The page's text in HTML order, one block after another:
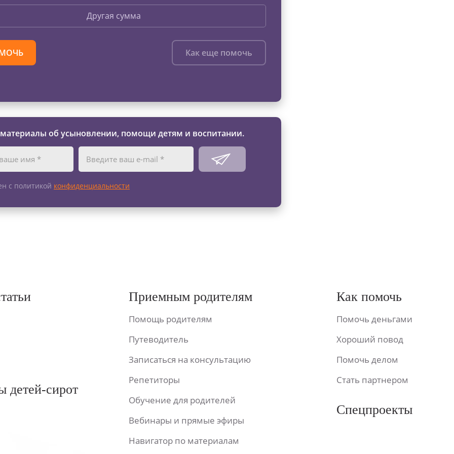
Другая сумма
Как еще помочь
об усыновлении, помощи детям и воспитании.
с политикой конфиденциальности
детей-сирот
Приемным родителям
Помощь родителям
Путеводитель
Записаться на консультацию
Репетиторы
Обучение для родителей
Вебинары и прямые эфиры
Навигатор по материалам
Как помочь
Помочь деньгами
Хороший повод
Помочь делом
Стать партнером
Спецпроекты